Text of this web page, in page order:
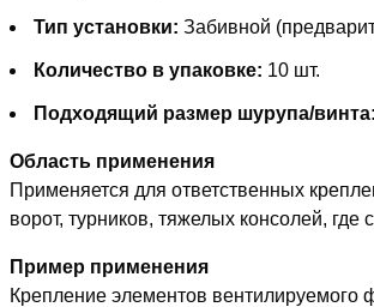
Тип установки: Забивной
Количество в упаковке: 10 шт.
Подходящий размер шурупа/винта:
Область применения
Применяется для ответственных
ворот, турников, тяжелых консолей,
Пример применения
Крепление элементов вентилируемого